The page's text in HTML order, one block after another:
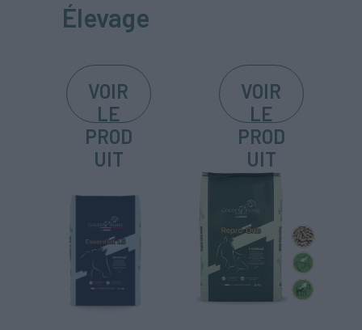
Élevage
VOIR
LE
PROD
UIT
VOIR
LE
PROD
UIT